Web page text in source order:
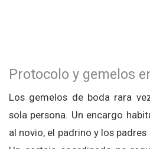
Protocolo y gemelos
Los gemelos de boda rara
sola persona. Un encargo
al novio, el padrino y los